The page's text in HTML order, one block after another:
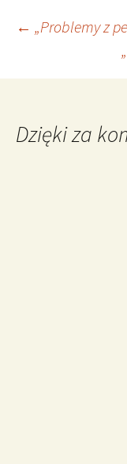
wpisu
← „Problemy z
Dzięki za